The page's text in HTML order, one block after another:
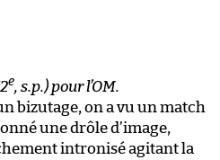
e, s.p.) pour l’OM.
bizutage, on a vu un match
une drôle d’image,
intronisé agitant la